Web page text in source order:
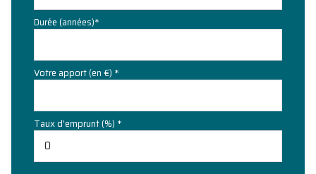
Durée (années)*
Votre apport (en €) *
Taux d'emprunt (%) *